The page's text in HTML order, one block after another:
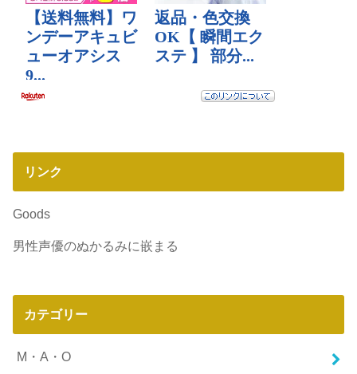
リンク
Goods
男性声優のぬかるみに嵌まる
カテゴリー
M・A・O